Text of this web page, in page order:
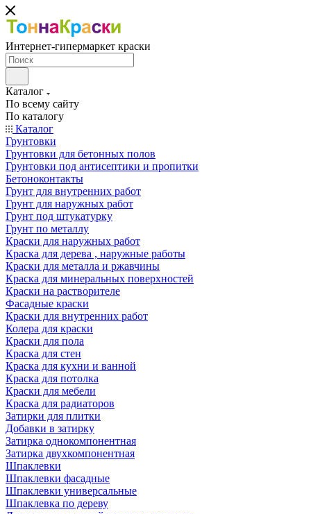
Интернет-гипермаркет краски
Каталог
По всему сайту
По каталогу
Каталог
Грунтовки
Грунтовки для бетонных полов
Грунтовки под антисептики и пропитки
Бетоноконтакты
Грунт для внутренних работ
Грунт для наружных работ
Грунт под штукатурку
Грунт по металлу
Краски для наружных работ
Краска для дерева , наружные работы
Краски для металла и ржавчины
Краска для минеральных поверхностей
Краски на растворителе
Фасадные краски
Краски для внутренних работ
Колера для краски
Краски для пола
Краска для стен
Краска для кухни и ванной
Краска для потолка
Краски для мебели
Краска для радиаторов
Затирки для плитки
Добавки в затирку
Затирка однокомпонентная
Затирка двухкомпонентная
Шпаклевки
Шпаклевки фасадные
Шпаклевки универсальные
Шпаклевка по дереву